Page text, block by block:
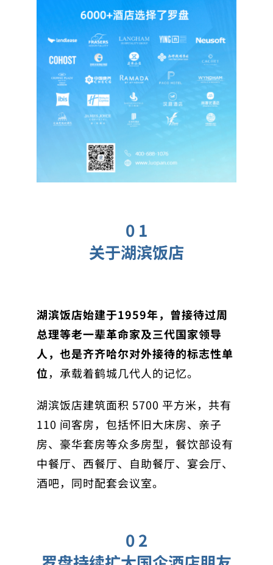
0 1
关于湖滨饭店
湖滨饭店始建于1959年，曾接待过周
总理等老一辈革命家及三代国家领导
人，也是齐齐哈尔对外接待的标志性单
位，承载着鹤城几代人的记忆。
湖滨饭店建筑面积 5700 平方米，共有
110 间客房，包括怀旧大床房、亲子
房、豪华套房等众多房型，餐饮部设有
中餐厅、西餐厅、自助餐厅、宴会厅、
酒吧，同时配套会议室。
0 2